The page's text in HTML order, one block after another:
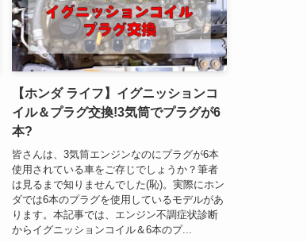
【ホンダ ライフ】イグニッションコ
イル＆プラグ交換!3気筒でプラグが6
本?
皆さんは、3気筒エンジンなのにプラグが6本
使用されている車をご存じでしょうか？筆者
は見るまで知りませんでした(恥)。実際にホン
ダでは6本のプラグを使用しているモデルがあ
ります。本記事では、エンジン不調症状診断
からイグニッションコイル＆6本のプ...